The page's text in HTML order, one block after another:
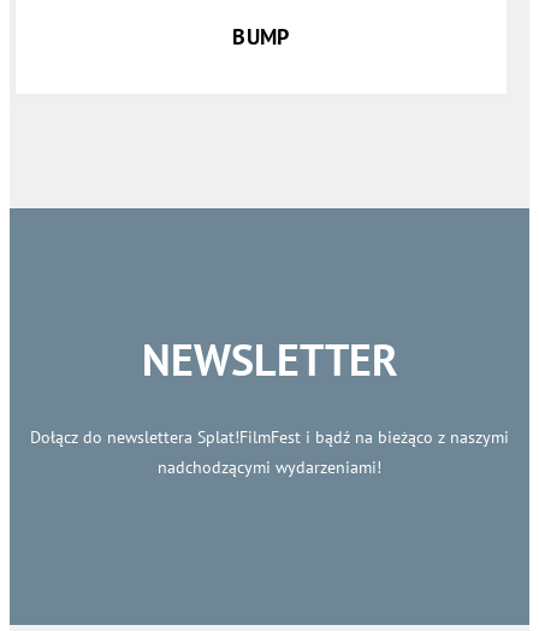
BUMP
NEWSLETTER
Dołącz do newslettera Splat!FilmFest i bądź na bieżąco z naszymi
nadchodzącymi wydarzeniami!